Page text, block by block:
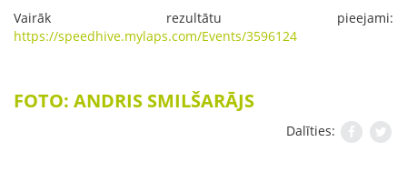
Vairāk rezultātu pieejami:
https://speedhive.mylaps.com/Events/3596124
FOTO: ANDRIS SMILŠARĀJS
Dalīties: